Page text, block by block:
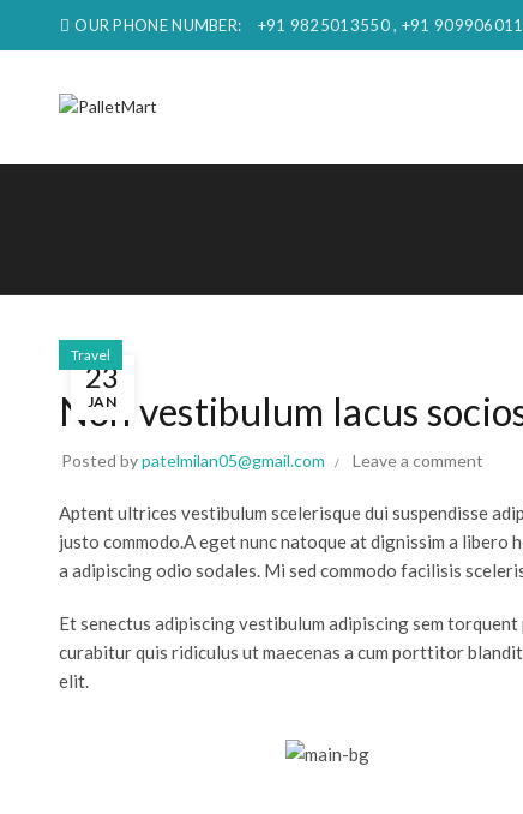
OUR PHONE NUMBER: +91 9825013550 , +91
23
JAN
Travel
Non vestibulum lacus
Posted bypatelmilan05@gmail.com Leave a comment
Aptent ultrices vestibulum scelerisque dui suspendisse
justo commodo.A eget nunc natoque at dignissim a libero
a adipiscing odio sodales. Mi sed commodo facilisis
Et senectus adipiscing vestibulum adipiscing sem
curabitur quis ridiculus ut maecenas a cum porttitor
elit.